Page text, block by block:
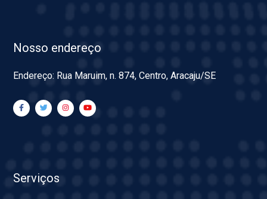
Nosso endereço
Endereço: Rua Maruim, n. 874, Centro, Aracaju/SE
Serviços